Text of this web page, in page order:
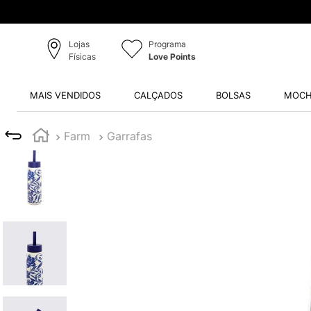
Lojas
Físicas
Programa
Love Points
MAIS VENDIDOS CALÇADOS BOLSAS
Farm Garrafas